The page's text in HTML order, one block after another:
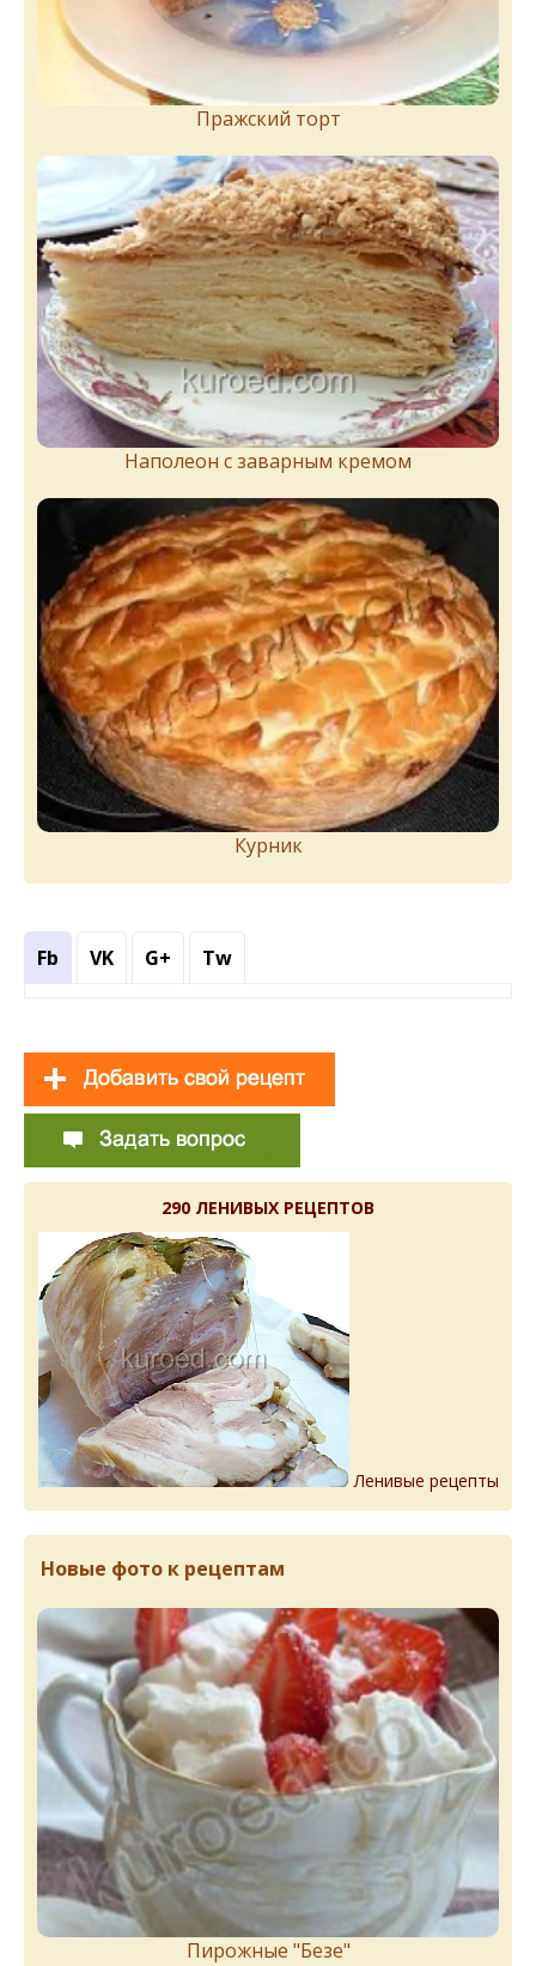
Пражский торт
Наполеон с заварным кремом
Курник
Fb VK G+ Tw
290 ЛЕНИВЫХ РЕЦЕПТОВ
Ленивые рецепты
Новые фото к рецептам
Пирожныe "Бeзe"